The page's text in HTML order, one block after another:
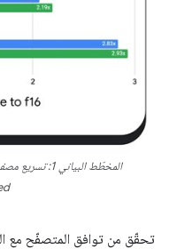
تحقّق من توافق المتصفّح مع